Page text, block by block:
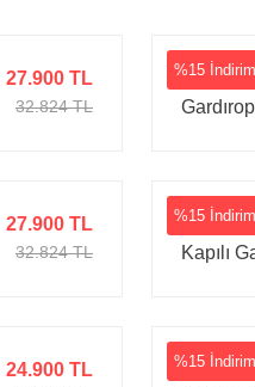
27.900 TL
32.824 TL
%15 İndirim
Tarz
27.900 TL
32.824 TL
%15 İndirim
Tarz
Kapılı
24.900 TL %15 İndirim
Tarz